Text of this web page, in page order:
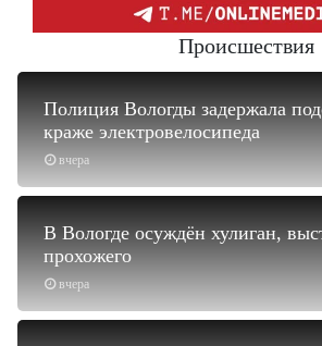
Происшествия
вчера
Полиция Вологды задержала
краже электровелосипеда
вчера
В Вологде осуждён хулиган,
прохожего